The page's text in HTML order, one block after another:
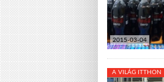
2015-03-04
A VILÁG ITTHON